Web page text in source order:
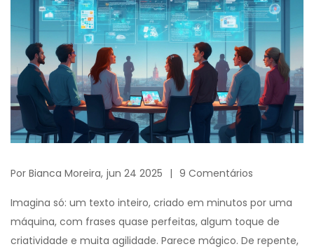
Por Bianca Moreira, jun 24 2025 9 Comentários
Imagina só: um texto inteiro, criado em minutos por uma
máquina, com frases quase perfeitas, algum toque de
criatividade e muita agilidade. Parece mágico. De repente,